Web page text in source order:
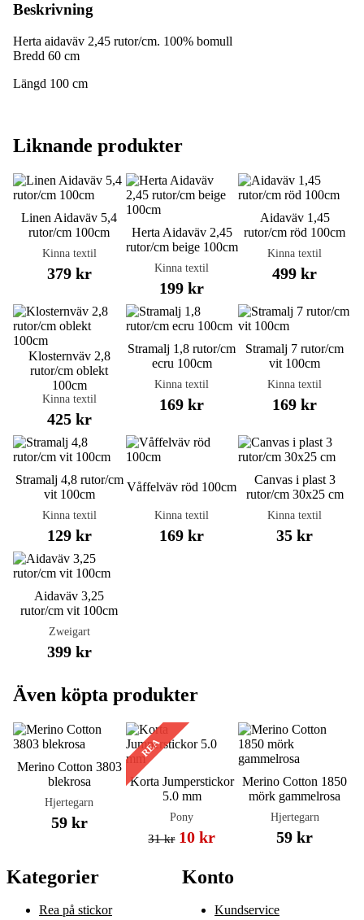
Beskrivning
Herta aidaväv 2,45 rutor/cm. 100% bomull
Bredd 60 cm
Längd 100 cm
Liknande produkter
Linen Aidaväv 5,4
rutor/cm 100cm
Kinna textil
379 kr
Herta Aidaväv 2,45
rutor/cm beige 100cm
Kinna textil
199 kr
Aidaväv 1,45
rutor/cm röd 100cm
Kinna textil
499 kr
Klosternväv 2,8
rutor/cm oblekt
100cm
Kinna textil
425 kr
Stramalj 1,8 rutor/cm
ecru 100cm
Kinna textil
169 kr
Stramalj 7 rutor/cm
vit 100cm
Kinna textil
169 kr
Stramalj 4,8 rutor/cm
vit 100cm
Kinna textil
129 kr
Våffelväv röd 100cm
Kinna textil
169 kr
Canvas i plast 3
rutor/cm 30x25 cm
Kinna textil
35 kr
Aidaväv 3,25
rutor/cm vit 100cm
Zweigart
399 kr
Även köpta produkter
Merino Cotton 3803
blekrosa
Hjertegarn
59 kr
REA
Korta Jumperstickor
5.0 mm
Pony
31 kr 10 kr
Merino Cotton 1850
mörk gammelrosa
Hjertegarn
59 kr
Kategorier
Rea på stickor
Konto
Kundservice